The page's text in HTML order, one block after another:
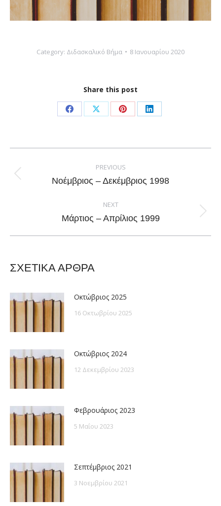
Category: Διδασκαλικό Βήμα 8 Ιανουαρίου 2020
Share this post
Share
Facebook
Share
X
Share
Pinterest
Share
LinkedIn
navigation
PREVIOUS
Previous
Νοέμβριος – Δεκέμβριος 1998
NEXT
Next
Μάρτιος – Απρίλιος 1999
ΣΧΕΤΙΚΑ ΑΡΘΡΑ
Οκτώβριος 2025
16 Οκτωβρίου 2025
Οκτώβριος 2024
12 Δεκεμβρίου 2023
Φεβρουάριος 2023
5 Μαΐου 2023
Σεπτέμβριος 2021
3 Νοεμβρίου 2021